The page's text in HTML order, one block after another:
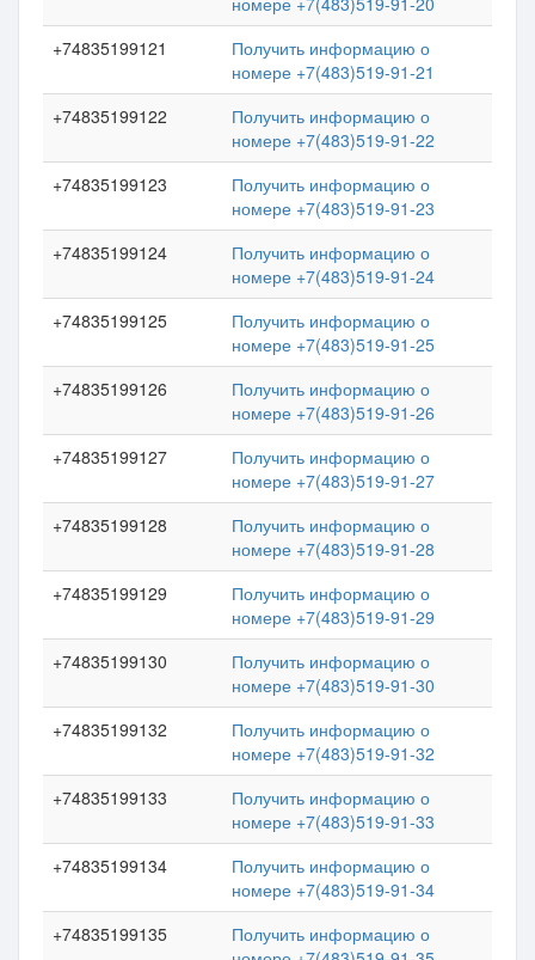
+74835199121
Получить информацию о
номере +7(483)519-91-21
+74835199122
Получить информацию о
номере +7(483)519-91-22
+74835199123
Получить информацию о
номере +7(483)519-91-23
+74835199124
Получить информацию о
номере +7(483)519-91-24
+74835199125
Получить информацию о
номере +7(483)519-91-25
+74835199126
Получить информацию о
номере +7(483)519-91-26
+74835199127
Получить информацию о
номере +7(483)519-91-27
+74835199128
Получить информацию о
номере +7(483)519-91-28
+74835199129
Получить информацию о
номере +7(483)519-91-29
+74835199130
Получить информацию о
номере +7(483)519-91-30
+74835199132
Получить информацию о
номере +7(483)519-91-32
+74835199133
Получить информацию о
номере +7(483)519-91-33
+74835199134
Получить информацию о
номере +7(483)519-91-34
+74835199135
Получить информацию о